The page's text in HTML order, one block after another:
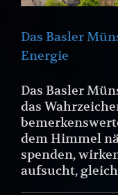
Das Basler
Energie
Das Basler
das
dem Himmel
spenden,
aufsucht,